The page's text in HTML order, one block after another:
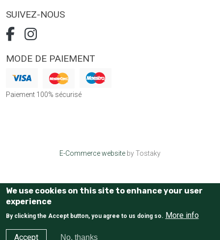
SUIVEZ-NOUS
MODE DE PAIEMENT
Paiement 100% sécurisé
E-Commerce website by Tostaky
We use cookies on this site to enhance your user
experience
By clicking the Accept button, you agree to us doing so. More info
Accept No, thanks